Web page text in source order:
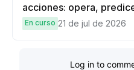
acciones: opera,
una Cybertruck.
En curso 21 de jul de 2026
Log in to